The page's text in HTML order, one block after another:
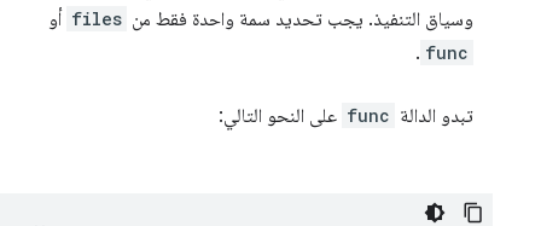
وسياق التنفيذ. يجب تحديد سمة واحدة فقط من files أو
func
.
تبدو الدالة func على النحو التالي: